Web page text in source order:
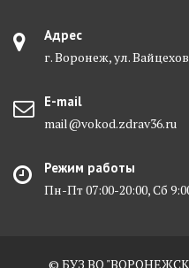
Адрес
г. Воронеж, ул.
E-mail
mail@vokod.zdrav36.ru
Режим работы
Пн-Пт 07:00-20:00, Сб
© БУЗ ВО